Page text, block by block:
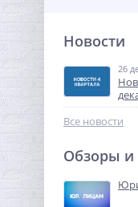
Ниппель
1"1/2 (НР)
Новости
26
Все новости
Обзоры и